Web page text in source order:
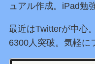
ュアル作成。iPad勉
最近はTwitterが中心
6300人突破。気軽に